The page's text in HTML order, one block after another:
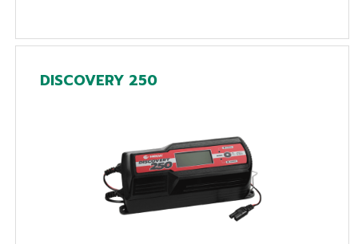
DISCOVERY 250